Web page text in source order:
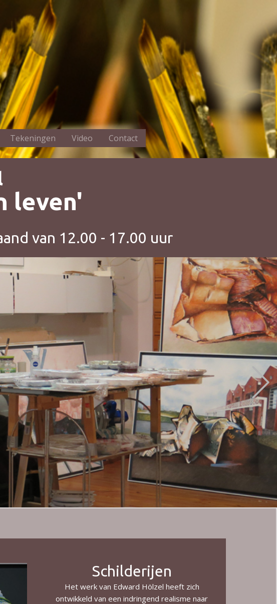
Tekeningen Video Contact
leven'
van 12.00 - 17.00 uur
Schilderijen
Het werk van Edward Hölzel heeft zich
ontwikkeld van een indringend realisme naar